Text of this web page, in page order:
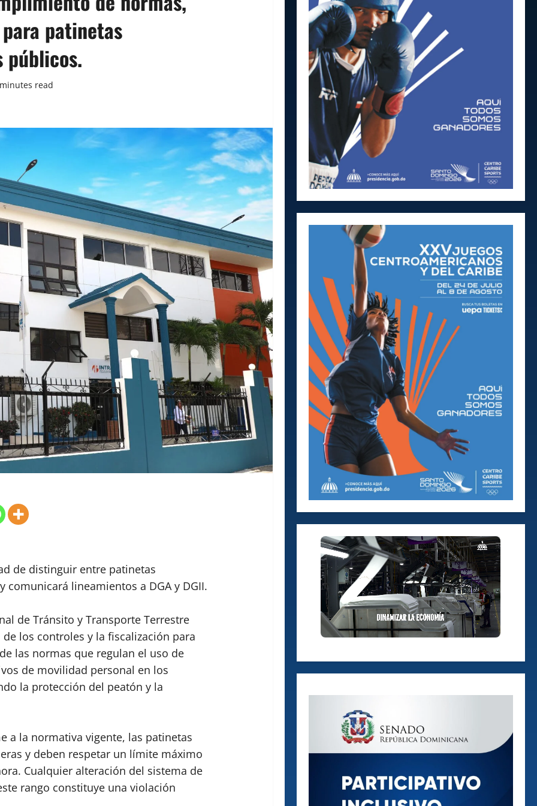
patinetas
públicos.
read
de distinguir entre patinetas
lineamientos a DGA y DGII.
de Tránsito y Transporte Terrestre
los controles y la fiscalización para
las normas que regulan el uso de
de movilidad personal en los
la protección del peatón y la
a la normativa vigente, las patinetas
y deben respetar un límite máximo
Cualquier alteración del sistema de
rango constituye una violación